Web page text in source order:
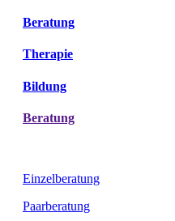
Beratung
Therapie
Bildung
Beratung
Einzelberatung
Paarberatung